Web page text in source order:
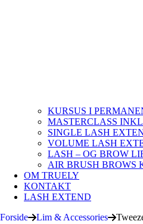
KURSUS I
MASTERCLASS
SINGLE LASH
VOLUME LASH
LASH – OG BROW
AIR BRUSH BROWS
OM TRUELY
KONTAKT
LASH EXTEND
Forside
Lim & Accessories